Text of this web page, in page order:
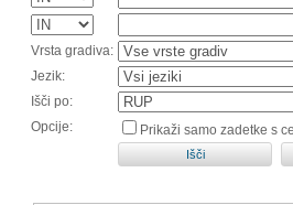
Vrsta gradiva:
Jezik:
Išči po:
Opcije:
Prikaži samo zadetke s